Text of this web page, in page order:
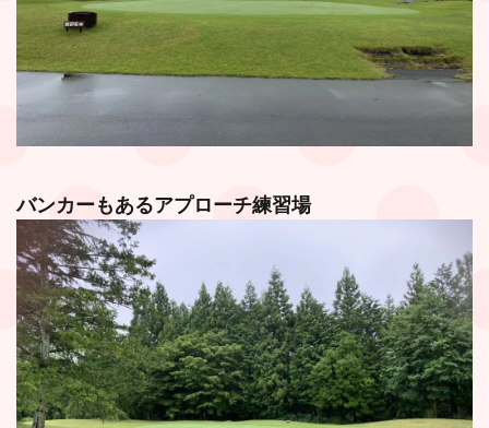
バンカーもあるアプローチ練習場